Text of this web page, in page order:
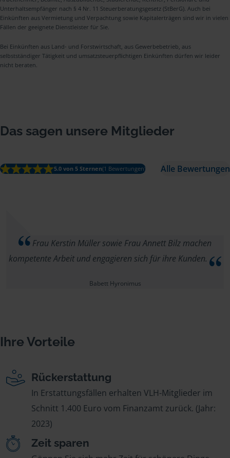
Unterhaltsempfänger nach § 4 Nr. 11 Steuerberatungsgesetz (StBerG). Auch bei
Einkünften aus Vermietung und Verpachtung sowie Kapitalerträgen sind wir in vielen
Fällen der geeignete Dienstleister für Sie.
Bei Einkünften aus Land- und Forstwirtschaft, aus Gewerbebetrieb, aus
selbstständiger Tätigkeit und umsatzsteuerpflichtigen Einkünften dürfen wir leider
nicht beraten.
Das sagen unsere Mitglieder
5.0 von 5 Sternen(1 Bewertungen) Alle Bewertungen
Frau Kerstin Müller sowie Frau Annett Bilz machen
kompetente Arbeit und engagieren sich für ihre Kunden.
Babett Hyronimus
Ihre Vorteile
Rückerstattung
In Erstattungsfällen erhalten VLH-Mitglieder im
Schnitt 1.400 Euro vom Finanzamt zurück. (Jahr:
2023)
Zeit sparen